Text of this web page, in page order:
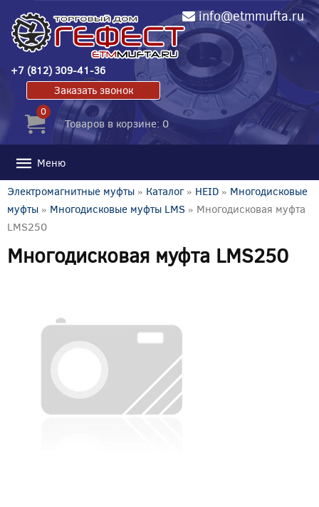
info@etmmufta.ru
+7 (812) 309-41-36
Заказать звонок
0
Товаров в корзине: 0
Меню
Электромагнитные муфты » Каталог» HEID » Многодисковые
муфты » Многодисковые муфты LMS » Многодисковая муфта
LMS250
Многодисковая муфта LMS250